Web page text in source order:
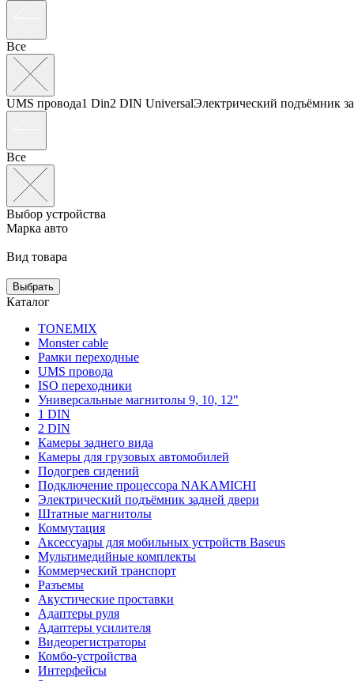
Все
UMS провода1 Din2 DIN UniversalЭлектрический подъёмник
Все
Выбор устройства
Марка авто
Вид товара
Выбрать
Каталог
TONEMIX
Monster cable
Рамки переходные
UMS провода
ISO переходники
Универсальные магнитолы 9, 10, 12"
1 DIN
2 DIN
Камеры заднего вида
Камеры для грузовых автомобилей
Подогрев сидений
Подключение процессора NAKAMICHI
Электрический подъёмник задней двери
Штатные магнитолы
Коммутация
Аксессуары для мобильных устройств Baseus
Мультимедийные комплекты
Коммерческий транспорт
Разъемы
Акустические проставки
Адаптеры руля
Адаптеры усилителя
Видеорегистраторы
Комбо-устройства
Интерфейсы